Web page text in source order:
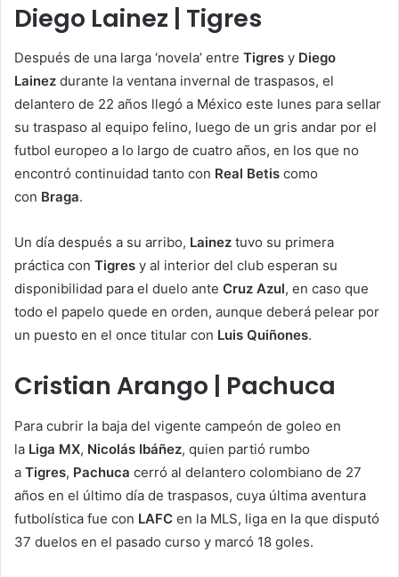
Diego Lainez | Tigres
Después de una larga ‘novela’ entre Tigres y Diego
Lainez durante la ventana invernal de traspasos, el
delantero de 22 años llegó a México este lunes para sellar
su traspaso al equipo felino, luego de un gris andar por el
futbol europeo a lo largo de cuatro años, en los que no
encontró continuidad tanto con Real Betis como
con Braga.
Un día después a su arribo, Lainez tuvo su primera
práctica con Tigres y al interior del club esperan su
disponibilidad para el duelo ante Cruz Azul, en caso que
todo el papelo quede en orden, aunque deberá pelear por
un puesto en el once titular con Luis Quiñones.
Cristian Arango | Pachuca
Para cubrir la baja del vigente campeón de goleo en
la Liga MX, Nicolás Ibáñez, quien partió rumbo
a Tigres, Pachuca cerró al delantero colombiano de 27
años en el último día de traspasos, cuya última aventura
futbolística fue con LAFC en la MLS, liga en la que disputó
37 duelos en el pasado curso y marcó 18 goles.